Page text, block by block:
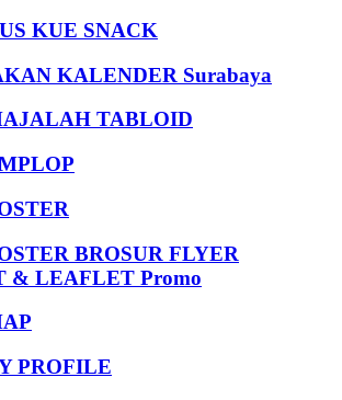
KUE SNACK
KALENDER Surabaya
TABLOID
BROSUR FLYER
& LEAFLET Promo
PROFILE